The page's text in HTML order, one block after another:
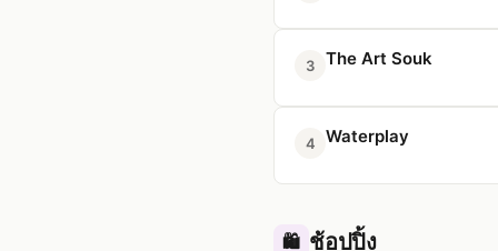
3 The Art Souk
4 Waterplay
🛍️ ช้อปปิ้ง